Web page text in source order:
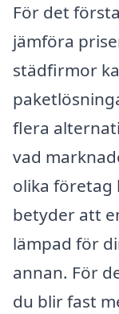
För det
jämföra
städfirmor
flera
vad
olika företag
betyder att
lämpad för
annan. För
du blir fast